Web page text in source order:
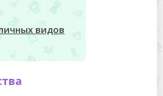
видов